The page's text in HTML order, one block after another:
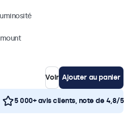
Voir Ajouter au panier
5 000+ avis clients, note de 4,8/5